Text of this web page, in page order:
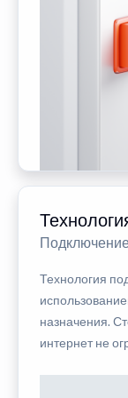
Технология
назначения.
интернет не